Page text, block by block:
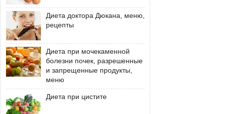
Диета доктора Дюкана, меню,
рецепты
Диета при мочекаменной
болезни почек, разрешенные
и запрещенные продукты,
меню
Диета при цистите